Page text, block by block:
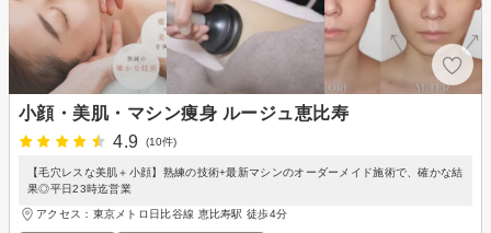
小顔・美肌・マシン痩身 ルージュ恵比寿
4.9
(10件)
【毛穴レスな美肌＋小顔】熟練の技術+最新マシンのオーダーメイド施術で、確かな結
果◎平日23時迄営業
アクセス：東京メトロ日比谷線 恵比寿駅 徒歩4分